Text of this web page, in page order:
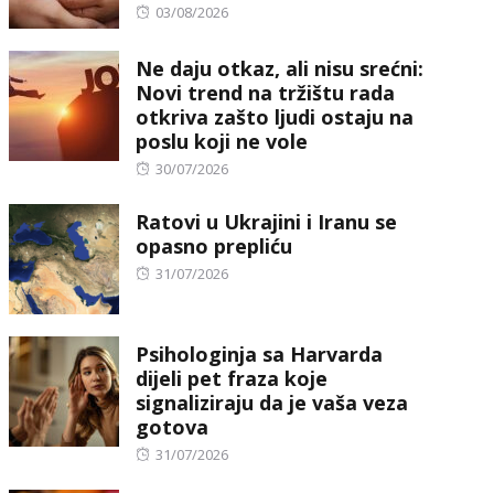
Posted
03/08/2026
Ne daju otkaz, ali nisu srećni:
Novi trend na tržištu rada
otkriva zašto ljudi ostaju na
poslu koji ne vole
Posted
30/07/2026
Ratovi u Ukrajini i Iranu se
opasno prepliću
Posted
31/07/2026
Psihologinja sa Harvarda
dijeli pet fraza koje
signaliziraju da je vaša veza
gotova
Posted
31/07/2026